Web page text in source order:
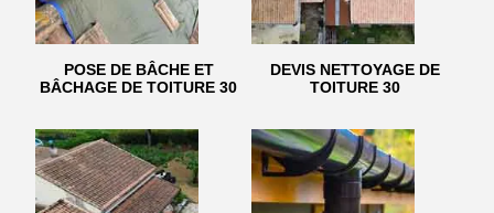
POSE DE BÂCHE ET
BÂCHAGE DE TOITURE 30
DEVIS NETTOYAGE DE
TOITURE 30